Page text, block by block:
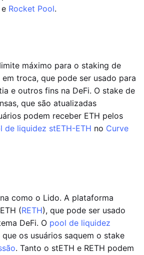
e Rocket Pool.
máximo para o staking de
em troca, que pode ser usado para
e outros fins na DeFi. O stake de
que são atualizadas
podem receber ETH pelos
de liquidez stETH-ETH no Curve
como o Lido. A plataforma
(RETH), que pode ser usado
DeFi. O pool de liquidez
os usuários saquem o stake
. Tanto o stETH e RETH podem